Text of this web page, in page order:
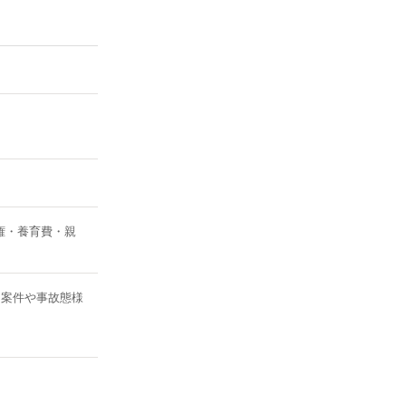
割合及び損害
成立
最終的に自賠
輪車同士の出
し、脳脊髄
慰謝料を考
件につい
・養育費・親
件や事故態様